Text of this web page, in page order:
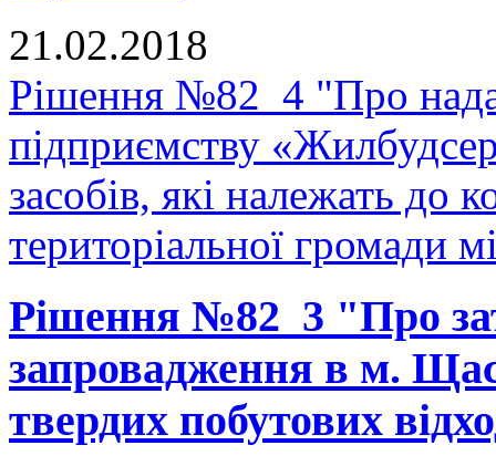
21.02.2018
Рішення №82_4 "Про
підприємству
засобів, які належать до
територіальної громади
Рішення №82_3 "Про
запровадження в м.
твердих побутових